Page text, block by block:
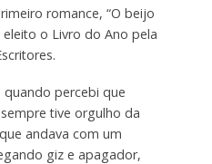
romance, “O beijo
o Livro do Ano pela
quando percebi que
tive orgulho da
andava com um
giz e apagador,